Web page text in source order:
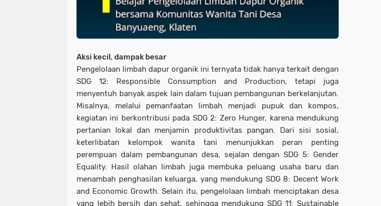
Aksi kecil, dampak besar
Pengelolaan limbah dapur organik ini ternyata tidak hanya terkait dengan
SDG 12: Responsible Consumption and Production, tetapi juga
menyentuh banyak aspek lain dalam tujuan pembangunan berkelanjutan.
Misalnya, melalui pemanfaatan limbah menjadi pupuk dan kompos,
kegiatan ini berkontribusi pada SDG 2: Zero Hunger, karena mendukung
pertanian lokal dan menjamin produktivitas pangan. Dari sisi sosial,
keterlibatan kelompok wanita tani menunjukkan peran penting
perempuan dalam pembangunan desa, sejalan dengan SDG 5: Gender
Equality. Hasil olahan limbah juga membuka peluang usaha baru dan
menambah penghasilan keluarga, yang mendukung SDG 8: Decent Work
and Economic Growth. Selain itu, pengelolaan limbah menciptakan desa
yang lebih bersih dan sehat, sehingga mendukung SDG 11: Sustainable